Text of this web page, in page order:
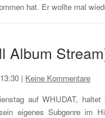
hat. Er wollte mal
Album
| Keine Kommentare
auf WHUDAT,
eigenes Subgenre im